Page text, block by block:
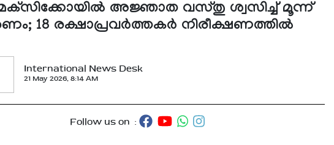
അജ്ഞാത വസ്തു ശ്വസിച്ച് മൂന്ന്
18 രക്ഷാപ്രവര്‍ത്തകര്‍ നിരീക്ഷണത്തില്‍
International News Desk
21 May 2026, 8:14 AM
Follow us on :